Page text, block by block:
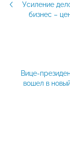
Усиление
бизнес –
Вице-
вошел в